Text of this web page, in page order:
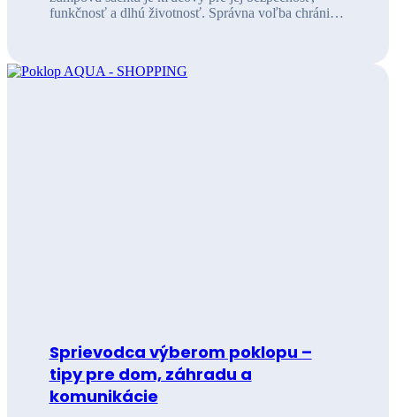
funkčnosť a dlhú životnosť. Správna voľba chráni…
Sprievodca výberom poklopu –
tipy pre dom, záhradu a
komunikácie